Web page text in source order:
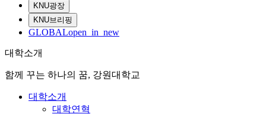
KNU광장
KNU브리핑
GLOBALopen_in_new
대학소개
함께 꾸는 하나의 꿈, 강원대학교
대학소개
대학연혁